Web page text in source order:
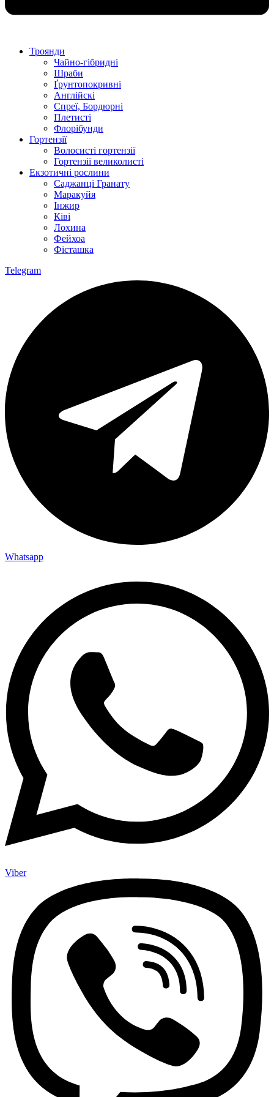
Троянди
Чайно-гібридні
Шраби
Ґрунтопокривні
Англійскі
Спреї, Бордюрні
Плетисті
Флорібунди
Гортензії
Волосисті гортензії
Гортензії великолисті
Екзотичні рослини
Саджанці Гранату
Маракуйя
Інжир
Ківі
Лохина
Фейхоа
Фісташка
Telegram
Whatsapp
Viber